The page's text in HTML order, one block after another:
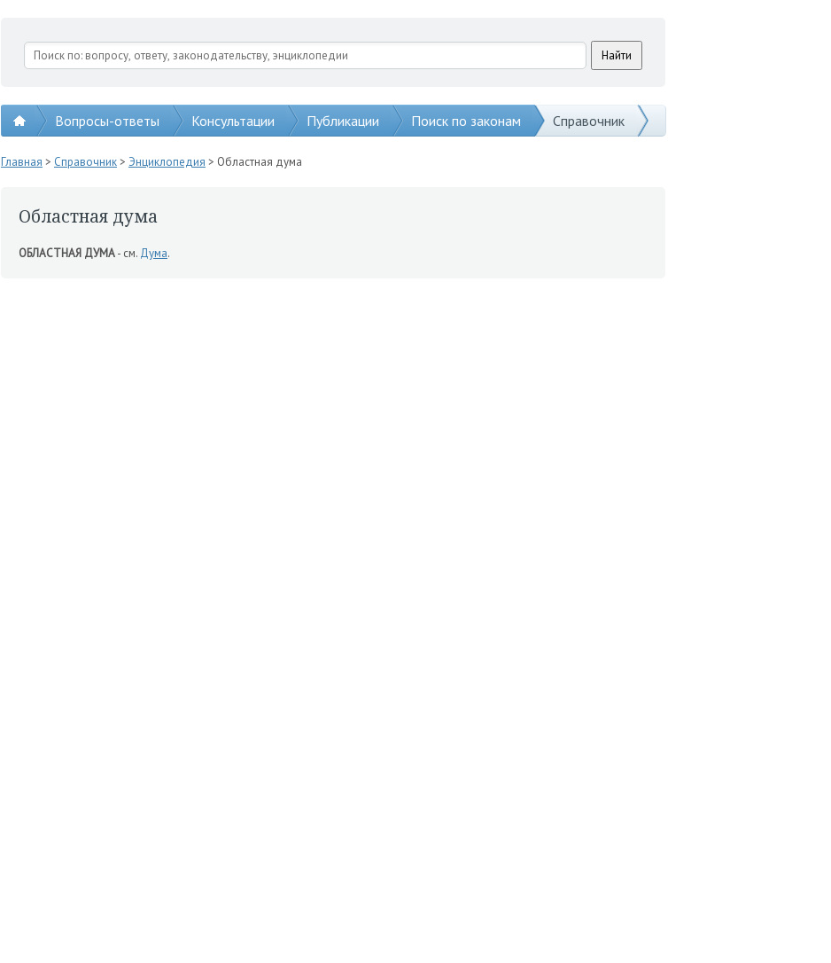
Вопросы-ответы Консультации Публикации Поиск по законам Справочник
Главная > Справочник> Энциклопедия > Областная дума
Областная дума
ОБЛАСТНАЯ ДУМА- см. Дума.